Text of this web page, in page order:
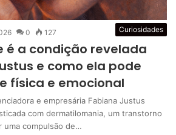
Curiosidades
0 127
é a condição revelada
e como ela pode
física e emocional
e empresária Fabiana Justus
com dermatilomania, um transtorno
uma compulsão de…